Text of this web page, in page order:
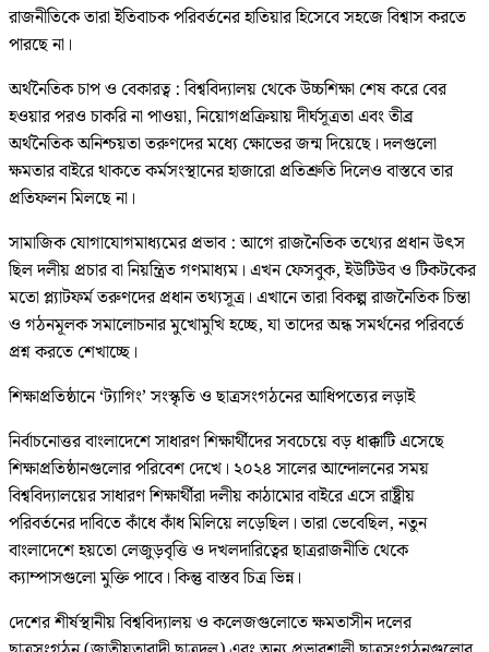
রাজনীতিকে তারা ইতিবাচক পরিবর্তনের হাতিয়ার হিসেবে সহজে বিশ্বাস করতে
পারছে না।
অর্থনৈতিক চাপ ও বেকারত্ব : বিশ্ববিদ্যালয় থেকে উচ্চশিক্ষা শেষ করে বের
হওয়ার পরও চাকরি না পাওয়া, নিয়োগপ্রক্রিয়ায় দীর্ঘসূত্রতা এবং তীব্র
অর্থনৈতিক অনিশ্চয়তা তরুণদের মধ্যে ক্ষোভের জন্ম দিয়েছে। দলগুলো
ক্ষমতার বাইরে থাকতে কর্মসংস্থানের হাজারো প্রতিশ্রুতি দিলেও বাস্তবে তার
প্রতিফলন মিলছে না।
সামাজিক যোগাযোগমাধ্যমের প্রভাব : আগে রাজনৈতিক তথ্যের প্রধান উৎস
ছিল দলীয় প্রচার বা নিয়ন্ত্রিত গণমাধ্যম। এখন ফেসবুক, ইউটিউব ও টিকটকের
মতো প্ল্যাটফর্ম তরুণদের প্রধান তথ্যসূত্র। এখানে তারা বিকল্প রাজনৈতিক চিন্তা
ও গঠনমূলক সমালোচনার মুখোমুখি হচ্ছে, যা তাদের অন্ধ সমর্থনের পরিবর্তে
প্রশ্ন করতে শেখাচ্ছে।
শিক্ষাপ্রতিষ্ঠানে ‘ট্যাগিং’ সংস্কৃতি ও ছাত্রসংগঠনের আধিপত্যের লড়াই
নির্বাচনোত্তর বাংলাদেশে সাধারণ শিক্ষার্থীদের সবচেয়ে বড় ধাক্কাটি এসেছে
শিক্ষাপ্রতিষ্ঠানগুলোর পরিবেশ দেখে। ২০২৪ সালের আন্দোলনের সময়
বিশ্ববিদ্যালয়ের সাধারণ শিক্ষার্থীরা দলীয় কাঠামোর বাইরে এসে রাষ্ট্রীয়
পরিবর্তনের দাবিতে কাঁধে কাঁধ মিলিয়ে লড়েছিল। তারা ভেবেছিল, নতুন
বাংলাদেশে হয়তো লেজুড়বৃত্তি ও দখলদারিত্বের ছাত্ররাজনীতি থেকে
ক্যাম্পাসগুলো মুক্তি পাবে। কিন্তু বাস্তব চিত্র ভিন্ন।
দেশের শীর্ষস্থানীয় বিশ্ববিদ্যালয় ও কলেজগুলোতে ক্ষমতাসীন দলের